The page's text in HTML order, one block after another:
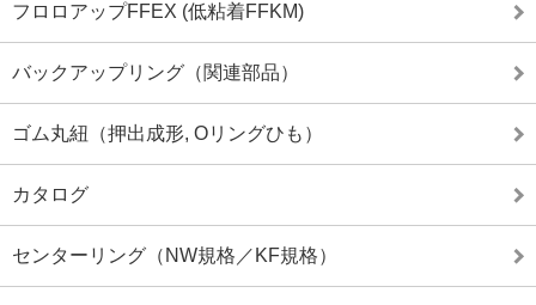
フロロアップFFEX (低粘着FFKM)
バックアップリング（関連部品）
ゴム丸紐（押出成形, Oリングひも）
カタログ
センターリング（NW規格／KF規格）